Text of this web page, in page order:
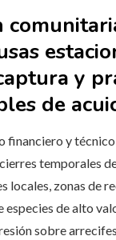
y
de
financiero y
temporales
locales, zonas de
especies de alto
sobre arrecifes.